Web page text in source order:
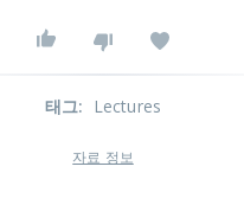
태그: Lectures
자료 정보